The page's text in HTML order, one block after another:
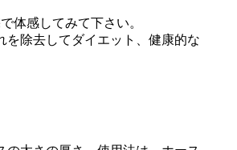
体感してみて下さい。
を除去してダイエット、健康的な